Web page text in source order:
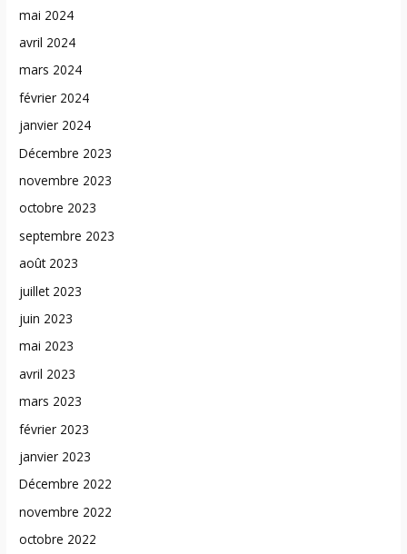
mai 2024
avril 2024
mars 2024
février 2024
janvier 2024
Décembre 2023
novembre 2023
octobre 2023
septembre 2023
août 2023
juillet 2023
juin 2023
mai 2023
avril 2023
mars 2023
février 2023
janvier 2023
Décembre 2022
novembre 2022
octobre 2022